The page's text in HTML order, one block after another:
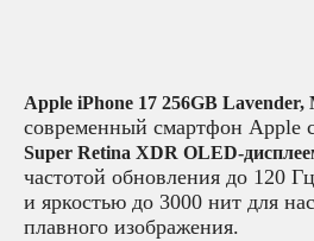
Apple iPhone 17 256GB Lavender,
современный смартфон Apple
Super Retina XDR OLED-
частотой обновления до 120
и яркостью до 3000 нит для
плавного изображения.